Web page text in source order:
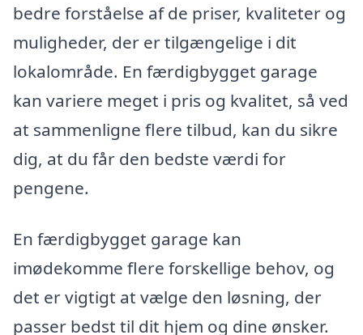
bedre forståelse af de priser, kvaliteter og
muligheder, der er tilgængelige i dit
lokalområde. En færdigbygget garage
kan variere meget i pris og kvalitet, så ved
at sammenligne flere tilbud, kan du sikre
dig, at du får den bedste værdi for
pengene.
En færdigbygget garage kan
imødekomme flere forskellige behov, og
det er vigtigt at vælge den løsning, der
passer bedst til dit hjem og dine ønsker.